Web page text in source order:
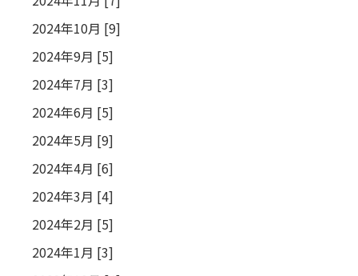
2024年10月 [9]
2024年9月 [5]
2024年7月 [3]
2024年6月 [5]
2024年5月 [9]
2024年4月 [6]
2024年3月 [4]
2024年2月 [5]
2024年1月 [3]